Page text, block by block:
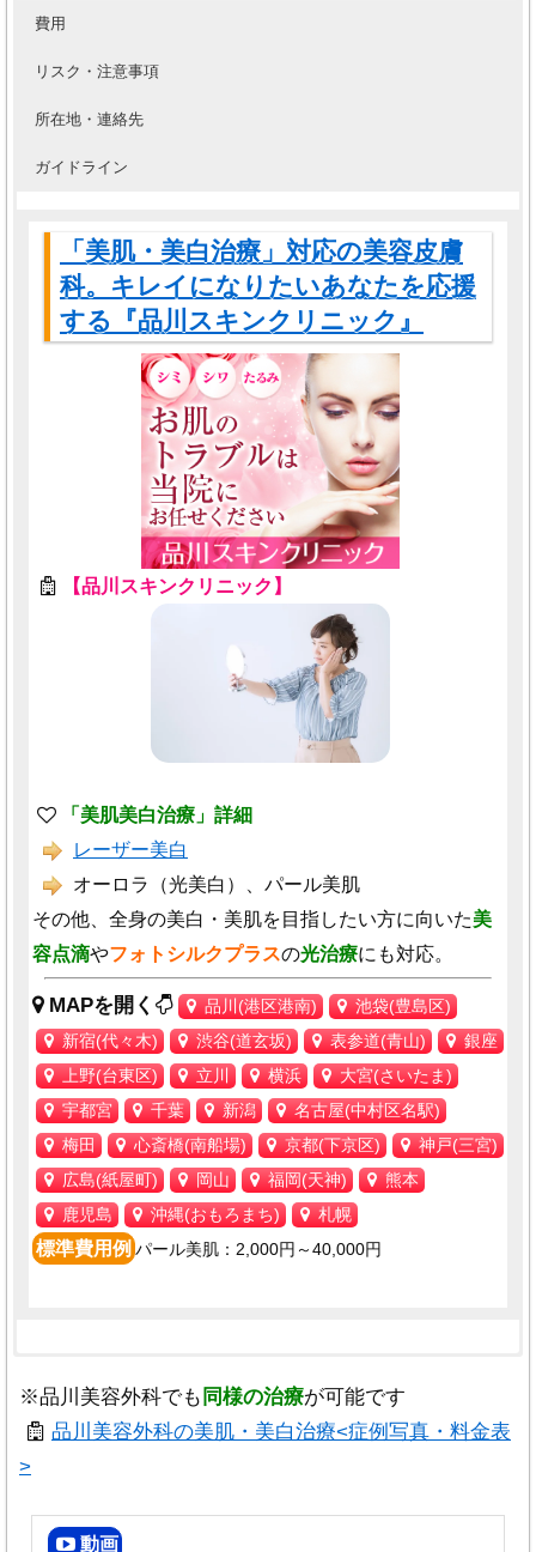
費用
リスク・注意事項
所在地・連絡先
ガイドライン
「美肌・美白治療」対応の美容皮膚
科。キレイになりたいあなたを応援
する『品川スキンクリニック』
【品川スキンクリニック】
「美肌美白治療」詳細
レーザー美白
オーロラ（光美白）、パール美肌
その他、全身の美白・美肌を目指したい方に向いた美
容点滴やフォトシルクプラスの光治療にも対応。
MAPを開く 品川(港区港南)
池袋(豊島区)
新宿(代々木)
渋谷(道玄坂) 表参道(青山)
銀座
上野(台東区)
立川 横浜
大宮(さいたま)
宇都宮
千葉 新潟
名古屋(中村区名駅)
梅田
心斎橋(南船場) 京都(下京区)
神戸(三宮)
広島(紙屋町)
岡山 福岡(天神)
熊本
鹿児島
沖縄(おもろまち) 札幌
標準費用例 パール美肌：2,000円～40,000円
を受けましょう。
ご利用にあたっての御注意
東京都港区港南2-5-3
オリックス品川ビル6F
東京都豊島区南池袋1-25-11
厳重に順守するために以下の対応を行っ
※品川美容外科でも 同様の治療が可能です
品川美容外科の美肌・美白治療<症例写真・料金表
>
動画